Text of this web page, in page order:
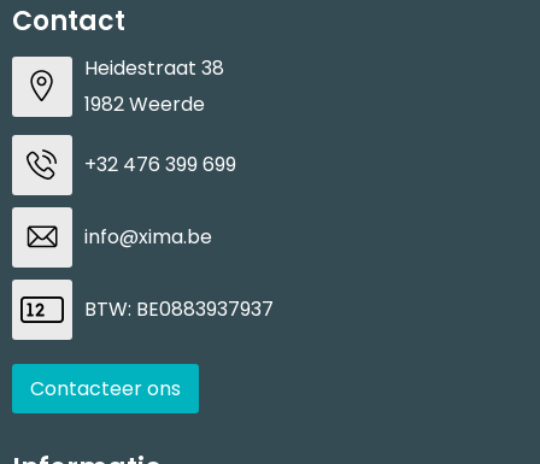
Contact
Heidestraat 38
1982 Weerde
+32 476 399 699
info@xima.be
BTW: BE0883937937
Contacteer ons